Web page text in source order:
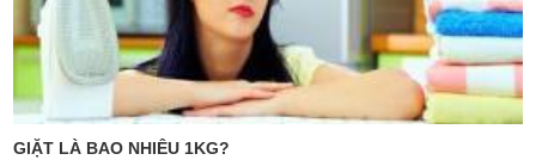
GIẶT LÀ BAO NHIÊU 1KG?